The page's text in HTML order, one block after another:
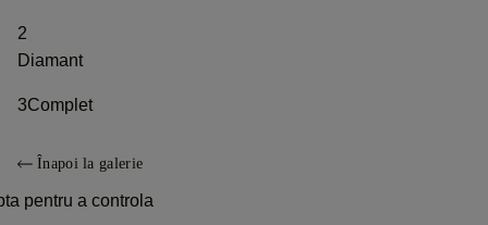
2
Diamant
3Complet
Înapoi la galerie
pentru a controla